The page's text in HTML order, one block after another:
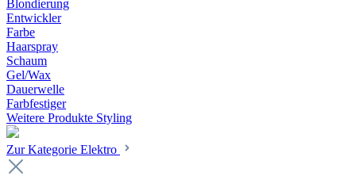
Blondierung
Entwickler
Farbe
Haarspray
Schaum
Gel/Wax
Dauerwelle
Farbfestiger
Weitere Produkte Styling
Zur Kategorie Elektro